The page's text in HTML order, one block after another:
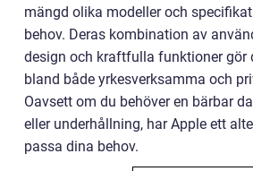
mängd olika modeller och
behov. Deras kombination av
design och kraftfulla funktioner gör
bland både yrkesverksamma och
Oavsett om du behöver en bärbar
eller underhållning, har Apple ett
passa dina behov.